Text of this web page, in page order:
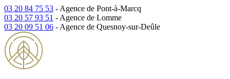
03 20 84 75 53 - Agence de Pont-à-Marcq
03 20 57 93 51 - Agence de Lomme
03 20 09 51 06 - Agence de Quesnoy-sur-Deûle